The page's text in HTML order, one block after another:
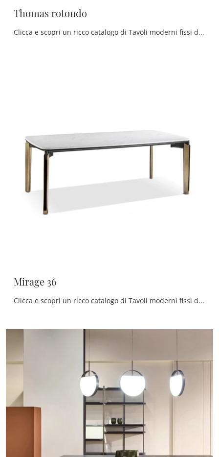
Thomas rotondo
Clicca e scopri un ricco catalogo di Tavoli moderni fissi da pranzo! Il modello Thomas rotondo di Cantori ti attende.
Mirage 36
Clicca e scopri un ricco catalogo di Tavoli moderni fissi da pranzo! Il modello Mirage 36 di Cantori ti sta aspettando.